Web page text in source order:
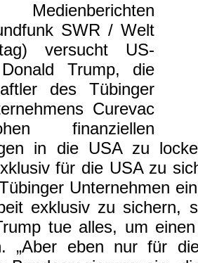
SWR / Welt
Trump, die
in die USA zu
für die USA zu
Unternehmen
exklusiv zu sichern,
tue alles, um
„Aber eben nur für
Bundesregierung ein,
ist. Denn sie
längst mit Curevac.